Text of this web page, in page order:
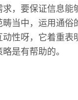
，要保证信息
当中，运用通
性呀，它着重
是有帮助的。